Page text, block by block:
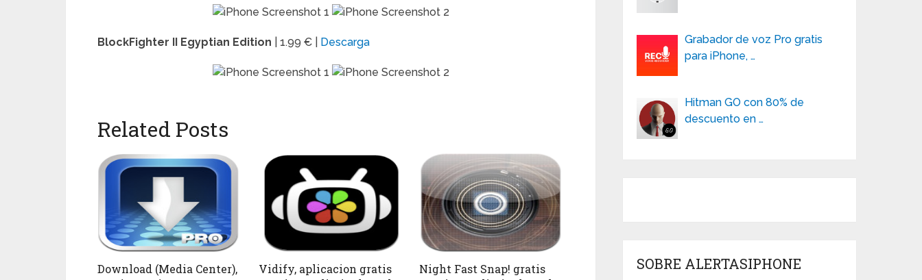
BlockFighter II Egyptian Edition | 1.99 € | Descarga
Related Posts
Download (Media Center),
Vidify, aplicacion gratis
Night Fast Snap! gratis
Grabador de voz Pro gratis
para iPhone, …
Hitman GO con 80% de
descuento en …
SOBRE ALERTASIPHONE